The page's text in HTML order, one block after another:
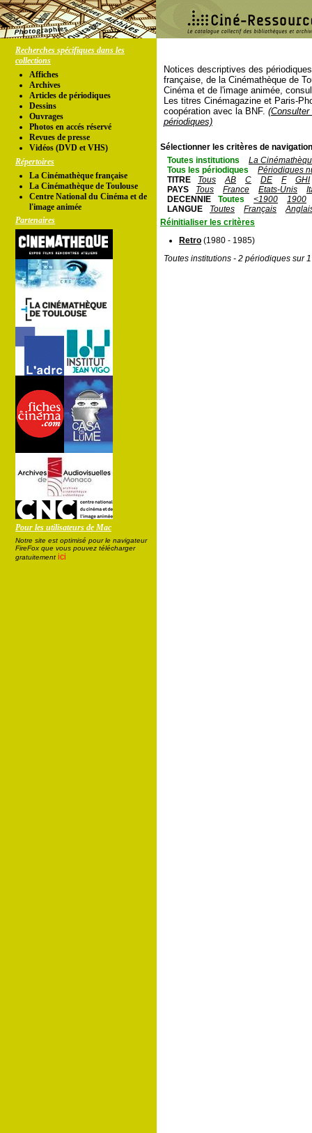
Recherches spécifiques dans les
collections
Affiches
Archives
Articles de périodiques
Dessins
Ouvrages
Photos en accés réservé
Revues de presse
Vidéos (DVD et VHS)
Répertoires
La Cinémathèque française
La Cinémathèque de Toulouse
Centre National du Cinéma et de
l'image animée
Partenaires
Pour les utilisateurs de Mac
Notre site est optimisé pour le navigateur
FireFox que vous pouvez télécharger
gratuitement ici
Notices descriptives des
française, de la Cinémathèque de
Cinéma et de l'image animée,
Les titres Cinémagazine et Paris-
coopération avec la BNF.
périodiques)
Sélectionner les critères de
Toutes institutions
La
Tous les périodiques
Périodiques
TITRE
Tous AB C DE F
GHI
PAYS
Tous France Etats-Unis
DECENNIE
Toutes <1900
1900
LANGUE
Toutes Français
Réinitialiser les critères
Retro (1980 - 1985)
Toutes institutions - 2 périodiques sur